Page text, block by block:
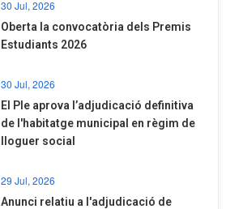
30 Jul, 2026
Oberta la convocatòria dels Premis
Estudiants 2026
30 Jul, 2026
El Ple aprova l’adjudicació definitiva
de l'habitatge municipal en règim de
lloguer social
29 Jul, 2026
Anunci relatiu a l'adjudicació de